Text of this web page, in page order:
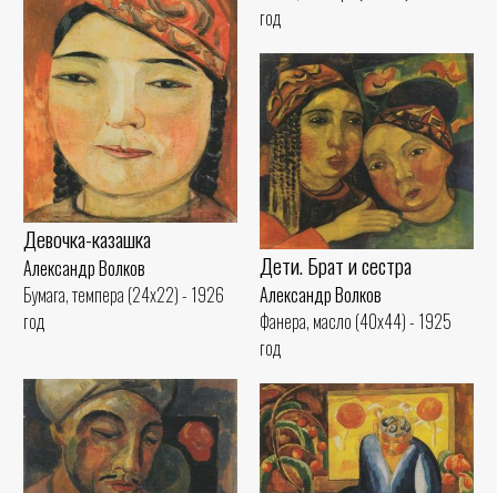
год
Девочка-казашка
Александр Волков
Бумага, темпера (24x22) - 1926
год
Дети. Брат и сестра
Александр Волков
Фанера, масло (40x44) - 1925
год